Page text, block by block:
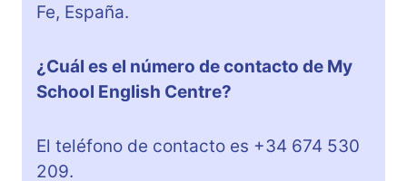
Fe, España.
¿Cuál es el número de contacto de My
School English Centre?
El teléfono de contacto es +34 674 530
209.